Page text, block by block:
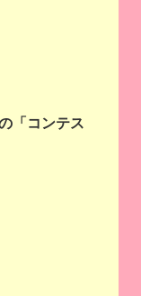
「コンテス